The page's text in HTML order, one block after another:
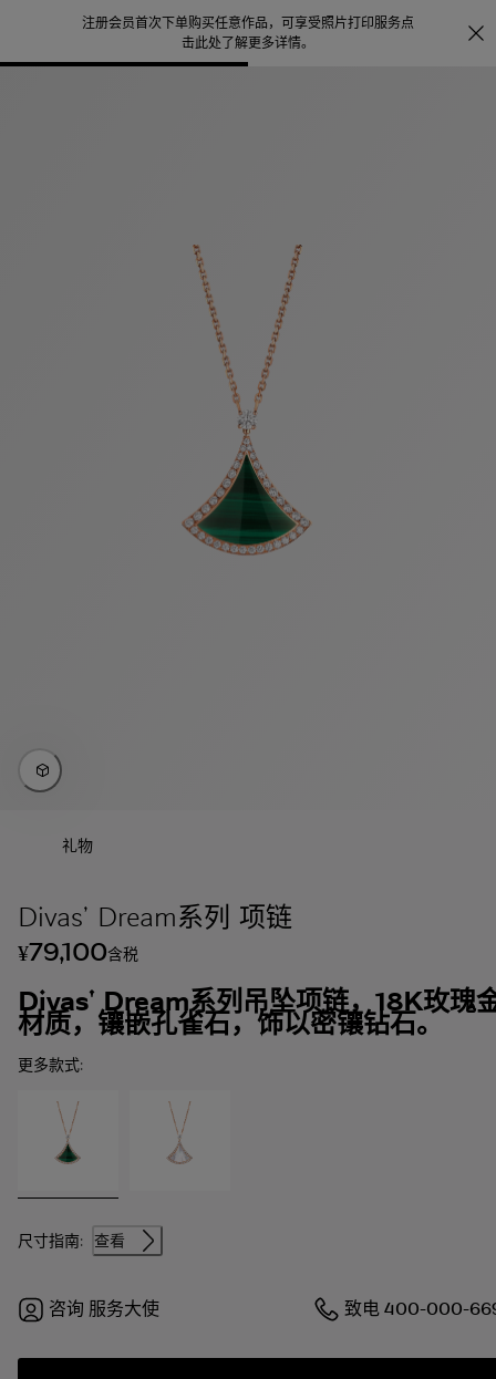
注册会员首次下单购买任意作品，可享受照片打印服务点
击此处了解更多详情。
礼物
Divas’ Dream系列 项链
¥79,100含税
Divas' Dream系列吊坠项链，18K玫瑰
材质，镶嵌孔雀石，饰以密镶钻石。
更多款式:
尺寸指南: 查看
咨询 服务大使 致电400-000-